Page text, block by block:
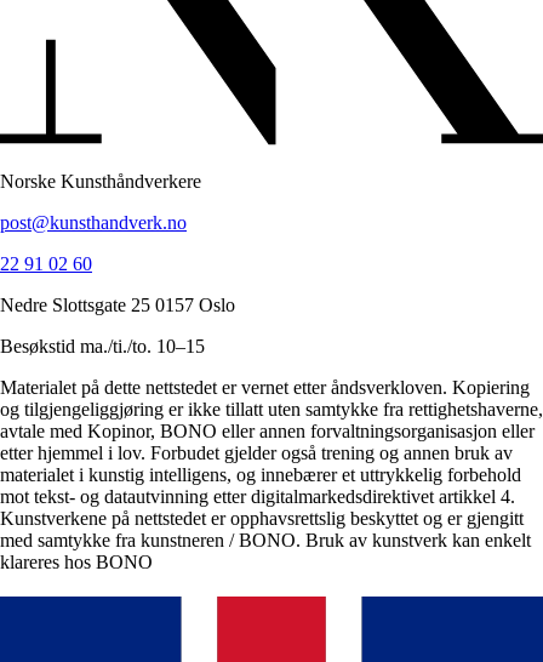
Norske Kunsthåndverkere
post@kunsthandverk.no
22 91 02 60
Nedre Slottsgate 25 0157 Oslo
Besøkstid ma./ti./to. 10–15
Materialet på dette nettstedet er vernet etter åndsverkloven. Kopiering
og tilgjengeliggjøring er ikke tillatt uten samtykke fra rettighetshaverne,
avtale med Kopinor, BONO eller annen forvaltningsorganisasjon eller
etter hjemmel i lov. Forbudet gjelder også trening og annen bruk av
materialet i kunstig intelligens, og innebærer et uttrykkelig forbehold
mot tekst- og datautvinning etter digitalmarkedsdirektivet artikkel 4.
Kunstverkene på nettstedet er opphavsrettslig beskyttet og er gjengitt
med samtykke fra kunstneren / BONO. Bruk av kunstverk kan enkelt
klareres hos BONO